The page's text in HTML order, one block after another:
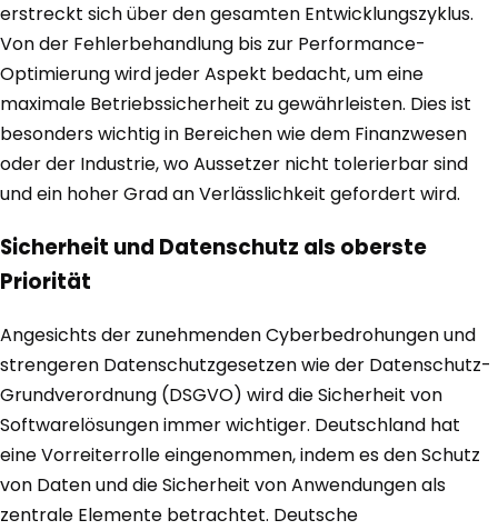
erstreckt sich über den gesamten Entwicklungszyklus.
Von der Fehlerbehandlung bis zur Performance-
Optimierung wird jeder Aspekt bedacht, um eine
maximale Betriebssicherheit zu gewährleisten. Dies ist
besonders wichtig in Bereichen wie dem Finanzwesen
oder der Industrie, wo Aussetzer nicht tolerierbar sind
und ein hoher Grad an Verlässlichkeit gefordert wird.
Sicherheit und Datenschutz als oberste
Priorität
Angesichts der zunehmenden Cyberbedrohungen und
strengeren Datenschutzgesetzen wie der Datenschutz-
Grundverordnung (DSGVO) wird die Sicherheit von
Softwarelösungen immer wichtiger. Deutschland hat
eine Vorreiterrolle eingenommen, indem es den Schutz
von Daten und die Sicherheit von Anwendungen als
zentrale Elemente betrachtet. Deutsche